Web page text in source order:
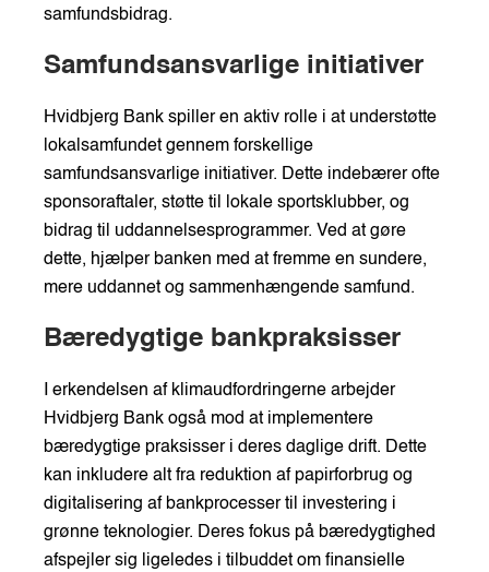
samfundsbidrag.
Samfundsansvarlige initiativer
Hvidbjerg Bank spiller en aktiv rolle i at understøtte
lokalsamfundet gennem forskellige
samfundsansvarlige initiativer. Dette indebærer ofte
sponsoraftaler, støtte til lokale sportsklubber, og
bidrag til uddannelsesprogrammer. Ved at gøre
dette, hjælper banken med at fremme en sundere,
mere uddannet og sammenhængende samfund.
Bæredygtige bankpraksisser
I erkendelsen af klimaudfordringerne arbejder
Hvidbjerg Bank også mod at implementere
bæredygtige praksisser i deres daglige drift. Dette
kan inkludere alt fra reduktion af papirforbrug og
digitalisering af bankprocesser til investering i
grønne teknologier. Deres fokus på bæredygtighed
afspejler sig ligeledes i tilbuddet om finansielle